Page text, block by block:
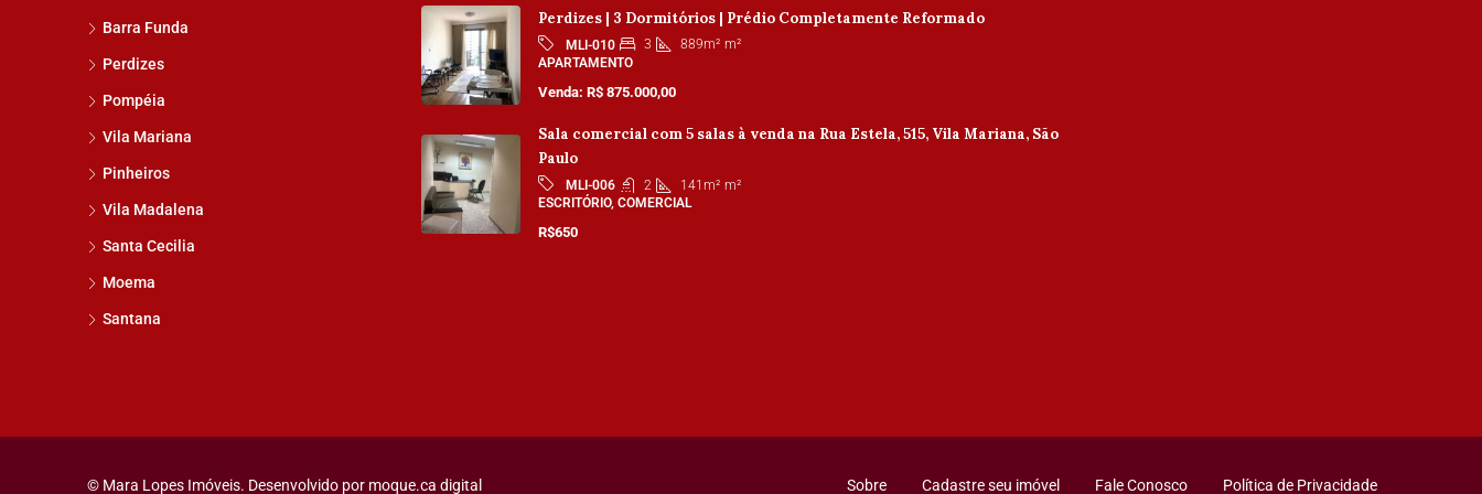
Barra Funda
Perdizes
Pompéia
Vila Mariana
Pinheiros
Vila Madalena
Santa Cecilia
Moema
Santana
Perdizes | 3 Dormitórios | Prédio Completamente Reformado
MLI-010 3 889m² m²
APARTAMENTO
Venda: R$ 875.000,00
Sala comercial com 5 salas à venda na Rua Estela, 515, Vila Mariana, São
Paulo
MLI-006 2 141m² m²
ESCRITÓRIO, COMERCIAL
R$650
© Mara Lopes Imóveis. Desenvolvido por moque.ca digital Sobre Cadastre seu imóvel Fale Conosco Política de Privacidade